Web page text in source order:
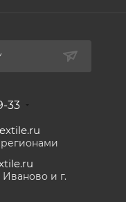
33
и г.